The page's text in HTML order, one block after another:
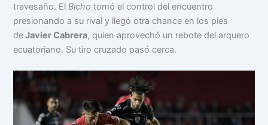
travesaño. ElBichotomó el control del encuentro
presionando a su rival y llegó otra chance en los pies
deJavier Cabrera, quien aprovechó un rebote del arquero
ecuatoriano. Su tiro cruzado pasó cerca.